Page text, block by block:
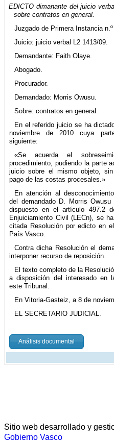
EDICTO dimanante del juicio
sobre contratos en general.
Juzgado de Primera Instancia
Juicio: juicio verbal L2 1413/09.
Demandante: Faith Olaye.
Abogado.
Procurador.
Demandado: Morris Owusu.
Sobre: contratos en general.
En el referido juicio se ha
noviembre de 2010 cuya
siguiente:
«Se acuerda el
procedimiento, pudiendo la parte
juicio sobre el mismo objeto,
pago de las costas procesales.»
En atención al
del demandado D. Morris
dispuesto en el artículo 497.2
Enjuiciamiento Civil (LECn), se
citada Resolución por edicto en
País Vasco.
Contra dicha Resolución el
interponer recurso de reposición.
El texto completo de la
a disposición del interesado en
este Tribunal.
En Vitoria-Gasteiz, a 8 de
EL SECRETARIO JUDICIAL.
Análisis documental
Sitio web desarrollado y
Gobierno Vasco